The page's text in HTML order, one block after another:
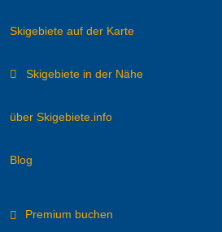
Skigebiete auf der Karte
Skigebiete in der Nähe
über Skigebiete.info
Blog
Premium buchen